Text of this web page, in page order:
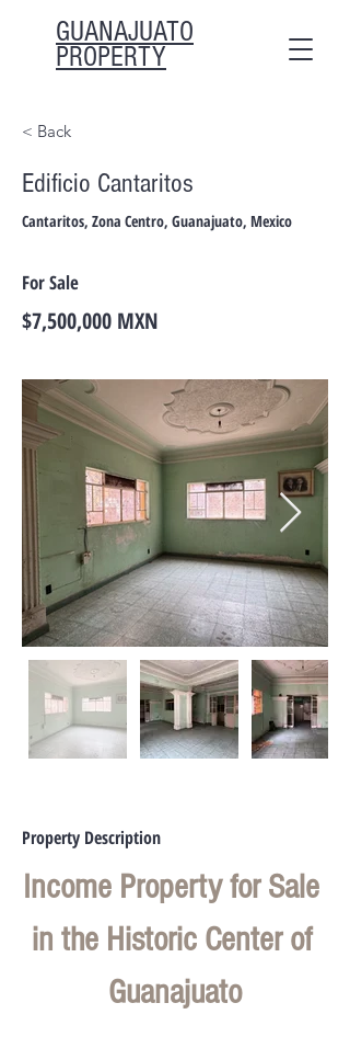
GUANAJUATO
PROPERTY
< Back
Edificio Cantaritos
Cantaritos, Zona Centro, Guanajuato, Mexico
For Sale
$7,500,000 MXN
Property Description
Income Property for Sale
in the Historic Center of
Guanajuato